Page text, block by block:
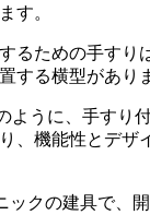
す。
るための手すり
する横型があり
ように、手すり
、機能性とデザ
ックの建具で、